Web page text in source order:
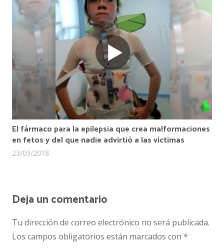
El fármaco para la epilepsia que crea malformaciones
en fetos y del que nadie advirtió a las víctimas
23/03/2018
Deja un comentario
Tu dirección de correo electrónico no será publicada.
Los campos obligatorios están marcados con *